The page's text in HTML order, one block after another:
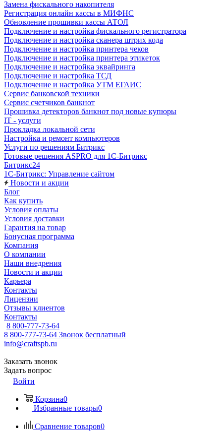
Замена фискального накопителя
Регистрация онлайн кассы в МИФНС
Обновление прошивки кассы АТОЛ
Подключение и настройка фискального регистратора
Подключение и настройка сканера штрих кода
Подключение и настройка принтера чеков
Подключение и настройка принтера этикеток
Подключение и настройка эквайринга
Подключение и настройка ТСД
Подключение и настройка УТМ ЕГАИС
Сервис банковской техники
Сервис счетчиков банкнот
Прошивка детекторов банкнот под новые купюры
IT - услуги
Прокладка локальной сети
Настройка и ремонт компьютеров
Услуги по решениям Битрикс
Готовые решения ASPRO для 1С-Битрикс
Битрикс24
1С-Битрикс: Управление сайтом
Новости и акции
Блог
Как купить
Условия оплаты
Условия доставки
Гарантия на товар
Бонусная программа
Компания
О компании
Наши внедрения
Новости и акции
Карьера
Контакты
Лицензии
Отзывы клиентов
Контакты
8 800-777-73-64
8 800-777-73-64 Звонок бесплатный
info@craftspb.ru
Заказать звонок
Задать вопрос
Войти
Корзина0
Избранные товары0
Сравнение товаров0